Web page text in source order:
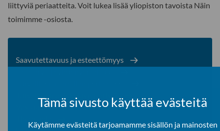
Tämä sivusto käyttää evästeitä
Käytämme evästeitä tarjoamamme sisällön ja mainosten
liittyviä periaatteita. Voit lukea lisää yliopiston tavoista Näin
toimimme -osiosta.
Saavutettavuus ja esteettömyys
Vastuullisuus ja kestävä kehitys